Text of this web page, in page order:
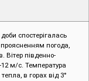
спостерігалась
погода,
Вітер південно-
12 м/с. Температура
тепла, в горах від 3°